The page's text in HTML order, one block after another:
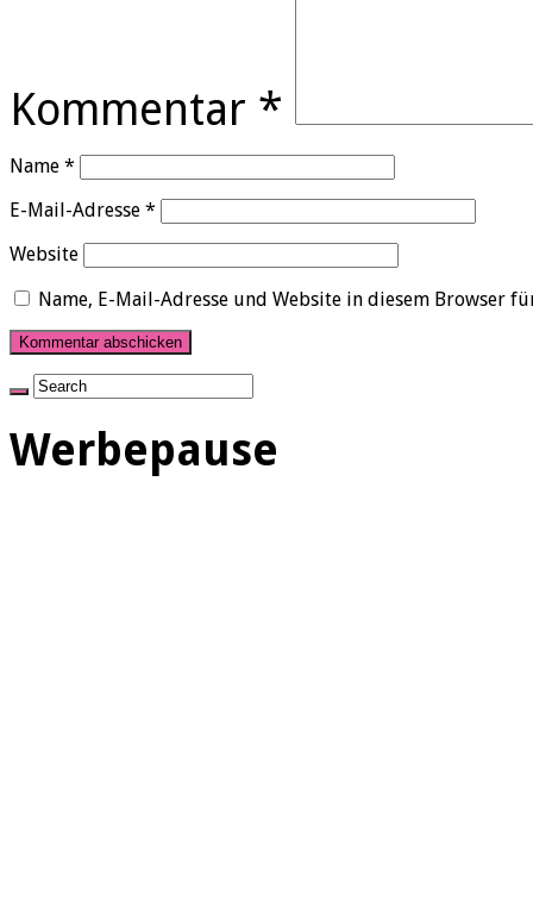
Kommentar *
Name *
E-Mail-Adresse *
Website
Name, E-Mail-Adresse und Website in diesem Browser
Werbepause